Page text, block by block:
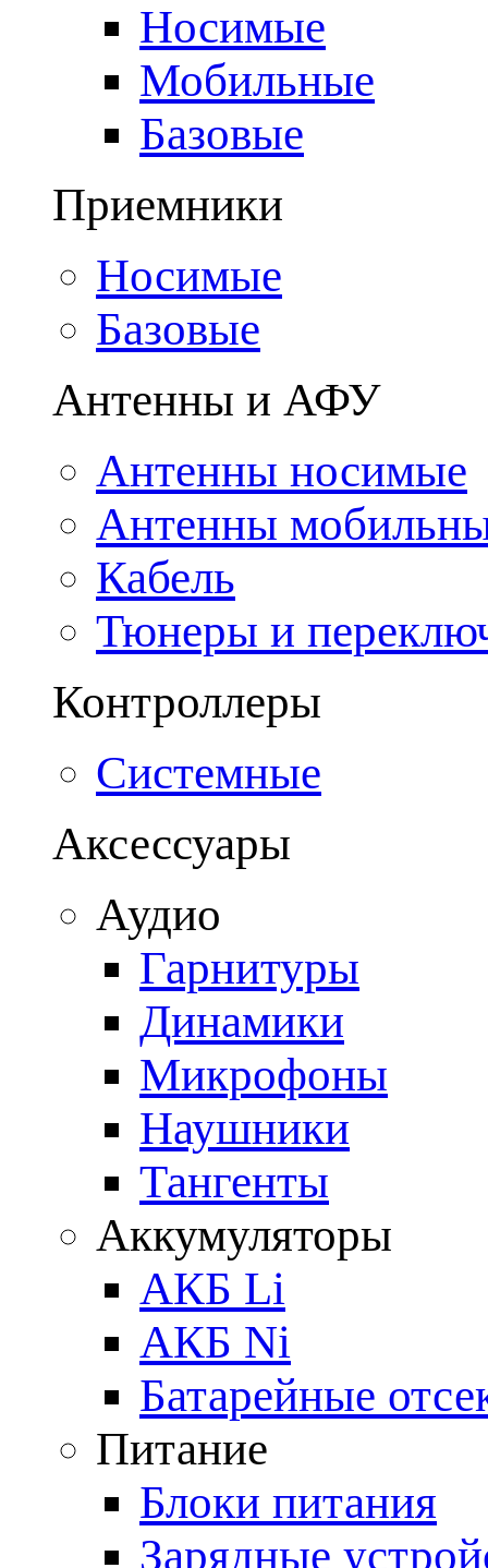
Носимые
Мобильные
Базовые
Приемники
Носимые
Базовые
Антенны и АФУ
Антенны носимые
Антенны
Кабель
Тюнеры и
Контроллеры
Системные
Аксессуары
Аудио
Гарнитуры
Динамики
Микрофоны
Наушники
Тангенты
Аккумуляторы
АКБ Li
АКБ Ni
Батарейные
Питание
Блоки питания
Зарядные